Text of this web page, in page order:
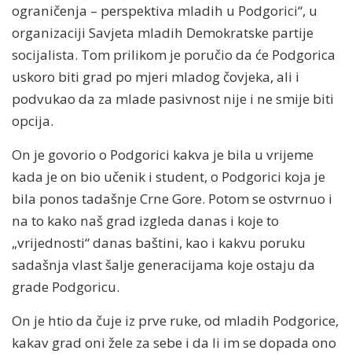
ograničenja – perspektiva mladih u Podgorici“, u
organizaciji Savjeta mladih Demokratske partije
socijalista. Tom prilikom je poručio da će Podgorica
uskoro biti grad po mjeri mladog čovjeka, ali i
podvukao da za mlade pasivnost nije i ne smije biti
opcija.
On je govorio o Podgorici kakva je bila u vrijeme
kada je on bio učenik i student, o Podgorici koja je
bila ponos tadašnje Crne Gore. Potom se ostvrnuo i
na to kako naš grad izgleda danas i koje to
„vrijednosti“ danas baštini, kao i kakvu poruku
sadašnja vlast šalje generacijama koje ostaju da
grade Podgoricu.
On je htio da čuje iz prve ruke, od mladih Podgorice,
kakav grad oni žele za sebe i da li im se dopada ono